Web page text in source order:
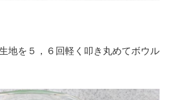
地を５，６回軽く叩き丸めてボウル